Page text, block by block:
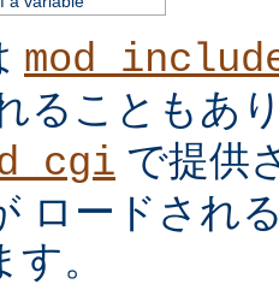
ることもあ
で提供
ロードされ
。